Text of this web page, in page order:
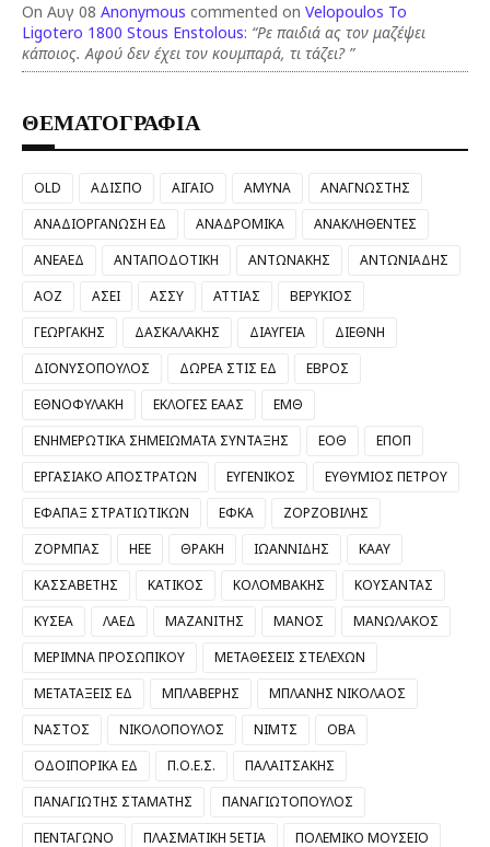
On Αυγ 08 Anonymous commented on Velopoulos To
Ligotero 1800 Stous Enstolous: “Ρε παιδιά ας τον μαζέψει
κάποιος. Αφού δεν έχει τον κουμπαρά, τι τάζει? ”
ΘΕΜΑΤΟΓΡΑΦΙΑ
OLD ΑΔΙΣΠΟ ΑΙΓΑΙΟ ΑΜΥΝΑ
ΑΝΑΓΝΩΣΤΗΣ
ΑΝΑΔΙΟΡΓΑΝΩΣΗ ΕΔ
ΑΝΑΔΡΟΜΙΚΑ
ΑΝΑΚΛΗΘΕΝΤΕΣ
ΑΝΕΑΕΔ
ΑΝΤΑΠΟΔΟΤΙΚΗ ΑΝΤΩΝΑΚΗΣ
ΑΝΤΩΝΙΑΔΗΣ
ΑΟΖ
ΑΣΕΙ ΑΣΣΥ ΑΤΤΙΑΣ
ΒΕΡΥΚΙΟΣ
ΓΕΩΡΓΑΚΗΣ
ΔΑΣΚΑΛΑΚΗΣ ΔΙΑΥΓΕΙΑ
ΔΙΕΘΝΗ
ΔΙΟΝΥΣΟΠΟΥΛΟΣ
ΔΩΡΕΑ ΣΤΙΣ ΕΔ
ΕΒΡΟΣ
ΕΘΝΟΦΥΛΑΚΗ
ΕΚΛΟΓΕΣ ΕΑΑΣ
ΕΜΘ
ΕΝΗΜΕΡΩΤΙΚΑ ΣΗΜΕΙΩΜΑΤΑ ΣΥΝΤΑΞΗΣ
ΕΟΘ
ΕΠΟΠ
ΕΡΓΑΣΙΑΚΟ ΑΠΟΣΤΡΑΤΩΝ
ΕΥΓΕΝΙΚΟΣ
ΕΥΘΥΜΙΟΣ ΠΕΤΡΟΥ
ΕΦΑΠΑΞ ΣΤΡΑΤΙΩΤΙΚΩΝ
ΕΦΚΑ
ΖΟΡΖΟΒΙΛΗΣ
ΖΟΡΜΠΑΣ
ΗΕΕ ΘΡΑΚΗ ΙΩΑΝΝΙΔΗΣ
ΚΑΑΥ
ΚΑΣΣΑΒΕΤΗΣ
ΚΑΤΙΚΟΣ ΚΟΛΟΜΒΑΚΗΣ
ΚΟΥΣΑΝΤΑΣ
ΚΥΣΕΑ
ΛΑΕΔ ΜΑΖΑΝΙΤΗΣ ΜΑΝΟΣ
ΜΑΝΩΛΑΚΟΣ
ΜΕΡΙΜΝΑ ΠΡΟΣΩΠΙΚΟΥ
ΜΕΤΑΘΕΣΕΙΣ ΣΤΕΛΕΧΩΝ
ΜΕΤΑΤΑΞΕΙΣ ΕΔ
ΜΠΛΑΒΕΡΗΣ
ΜΠΛΑΝΗΣ ΝΙΚΟΛΑΟΣ
ΝΑΣΤΟΣ
ΝΙΚΟΛΟΠΟΥΛΟΣ ΝΙΜΤΣ
ΟΒΑ
ΟΔΟΙΠΟΡΙΚΑ ΕΔ
Π.Ο.Ε.Σ.
ΠΑΛΑΙΤΣΑΚΗΣ
ΠΑΝΑΓΙΩΤΗΣ ΣΤΑΜΑΤΗΣ
ΠΑΝΑΓΙΩΤΟΠΟΥΛΟΣ
ΠΕΝΤΑΓΩΝΟ
ΠΛΑΣΜΑΤΙΚΗ 5ΕΤΙΑ ΠΟΛΕΜΙΚΟ ΜΟΥΣΕΙΟ